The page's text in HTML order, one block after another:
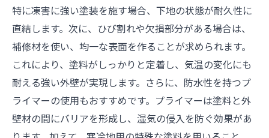
特に凍害に強い塗装を施す場合、下地の状態が耐久性に
直結します。次に、ひび割れや欠損部分がある場合は、
補修材を使い、均一な表面を作ることが求められます。
これにより、塗料がしっかりと定着し、気温の変化にも
耐える強い外壁が実現します。さらに、防水性を持つプ
ライマーの使用もおすすめです。プライマーは塗料と外
壁材の間にバリアを形成し、湿気の侵入を防ぐ効果があ